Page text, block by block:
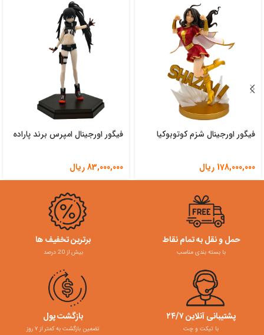
فیگور اورجینال شزم کوتوبوکیا
178,000,000 ریال
فیگور اورجینال امپرس برند پاراده
83,000,000ریال
حمل و نقل به تمام نقاط
با بسته بندی مناسب
برترین تخفیف ها
بیش از 20 درصد
پشتیبانی آنلاین ۲۴/۷
با تیکت و چت
بازگشت پول
تضمین بازگشت به کمتر از ۷ روز